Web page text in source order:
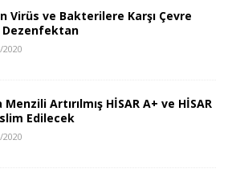
Virüs ve Bakterilere Karşı Çevre
Dezenfektan
Menzili Artırılmış HİSAR A+ ve HİSAR
Edilecek